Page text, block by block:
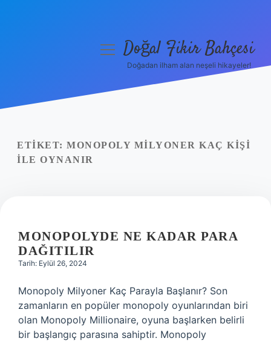
Yasal Uyarı
menüyüDoğal Fikir Bahçesi
Doğadan ilham alan neşeli hikayeler!
ETIKET: MONOPOLY MILYONER KAÇ KIŞI
ILE OYNANIR
MONOPOLYDE NE KADAR PARA
DAĞITILIR
Tarih: Eylül 26, 2024
Monopoly Milyoner Kaç Parayla Başlanır? Son
zamanların en popüler monopoly oyunlarından biri
olan Monopoly Millionaire, oyuna başlarken belirli
bir başlangıç ​​parasına sahiptir. Monopoly